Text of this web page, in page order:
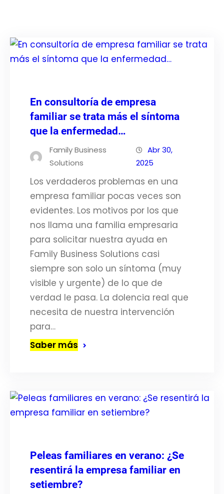
En consultoría de empresa
familiar se trata más el síntoma
que la enfermedad…
Family Business
Solutions
Abr 30,
2025
Los verdaderos problemas en una
empresa familiar pocas veces son
evidentes. Los motivos por los que
nos llama una familia empresaria
para solicitar nuestra ayuda en
Family Business Solutions casi
siempre son solo un síntoma (muy
visible y urgente) de lo que de
verdad le pasa. La dolencia real que
necesita de nuestra intervención
para…
Saber más
Peleas familiares en verano: ¿Se
resentirá la empresa familiar en
setiembre?